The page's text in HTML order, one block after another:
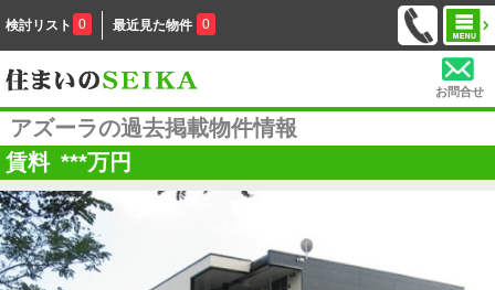
検討リスト 0 最近見た物件 0
お問合せ
アズーラの過去掲載物件情報
賃料 ***万円